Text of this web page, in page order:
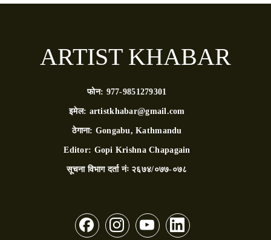
ARTIST KHABAR
फोन: 977-9851279301
इमेल: artistkhabar@gmail.com
ठेगाना: Gongabu, Kathmandu
Editor: Gopi Krishna Chapagain
सूचना विभाग दर्ता नंः २६७४/०७७-०७८